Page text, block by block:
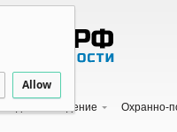
Allow
Видеонаблюдение Охранно-